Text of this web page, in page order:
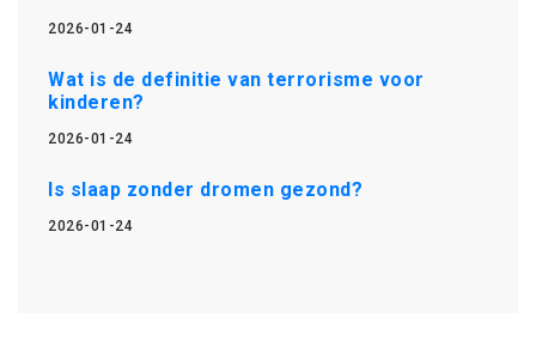
2026-01-24
Wat is de definitie van terrorisme voor
kinderen?
2026-01-24
Is slaap zonder dromen gezond?
2026-01-24